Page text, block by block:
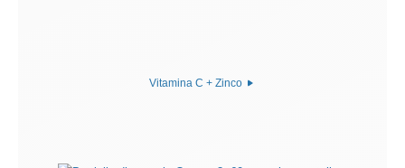
Vitamina C + Zinco